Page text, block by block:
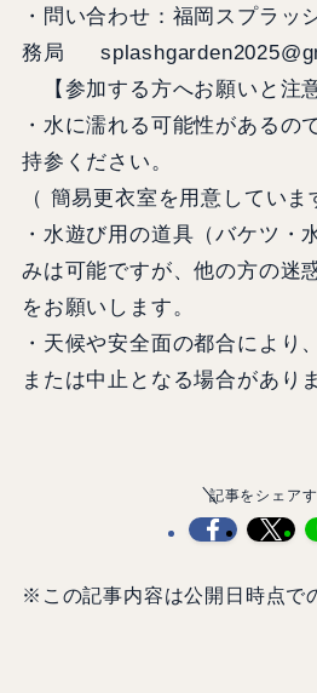
・問い合わせ：福岡スプラッ
務局
【参加する方へお願いと注意
・水に濡れる可能性があるの
持参ください。
（ 簡易更衣室を用意していま
・水遊び用の道具（バケツ・
みは可能ですが、他の方の迷
をお願いします。
・天候や安全面の都合により
または中止となる場合があり
記事をシェア
※この記事内容は公開日時点で